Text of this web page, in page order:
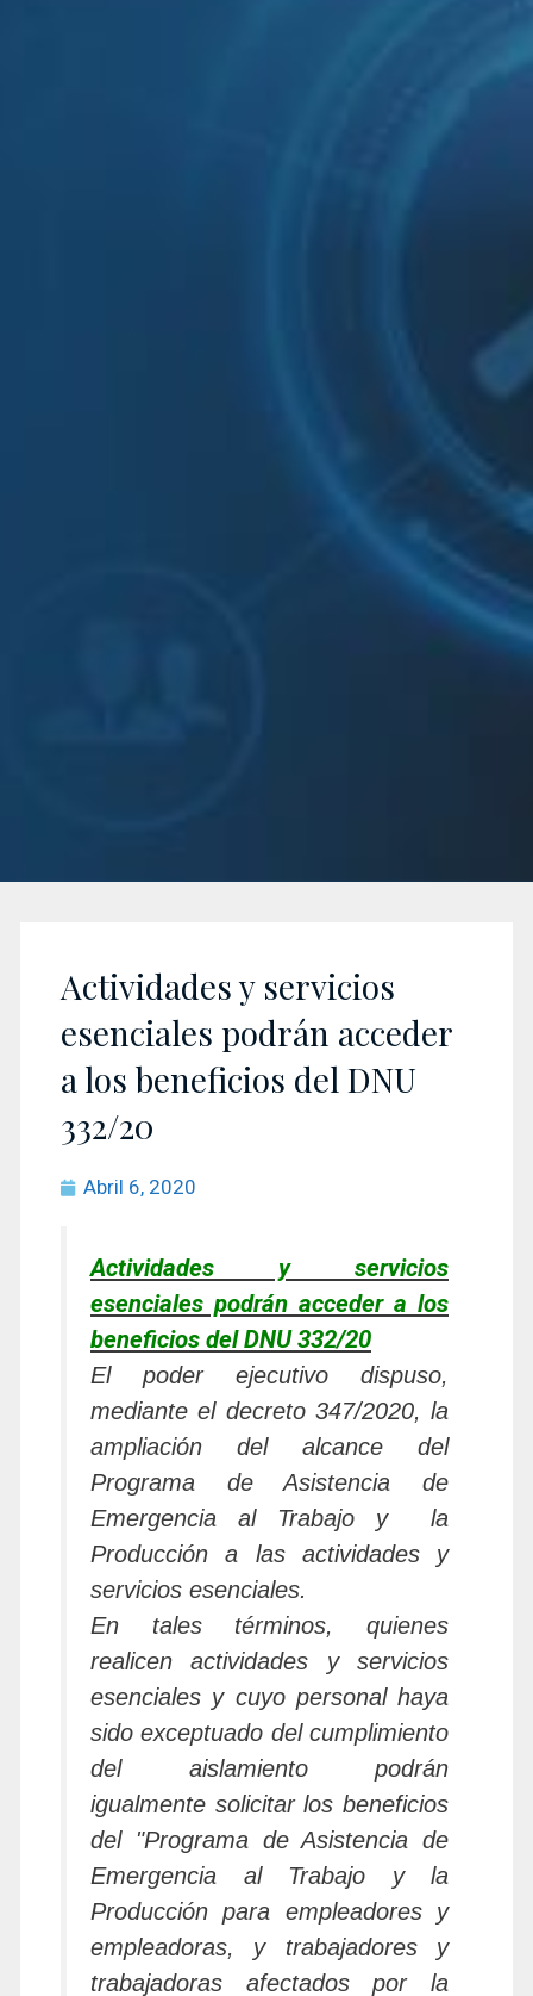
Actividades y servicios
esenciales podrán acceder
a los beneficios del DNU
332/20
Abril 6, 2020
Actividades y servicios
esenciales podrán acceder a los
beneficios del DNU 332/20
El poder ejecutivo dispuso,
mediante el decreto 347/2020, la
ampliación del alcance del
Programa de Asistencia de
Emergencia al Trabajo y la
Producción a las actividades y
servicios esenciales.
En tales términos, quienes
realicen actividades y servicios
esenciales y cuyo personal haya
sido exceptuado del cumplimiento
del aislamiento podrán
igualmente solicitar los beneficios
del "Programa de Asistencia de
Emergencia al Trabajo y la
Producción para empleadores y
empleadoras, y trabajadores y
trabajadoras afectados por la